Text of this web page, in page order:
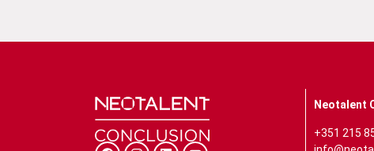
Neotalent
+351 215